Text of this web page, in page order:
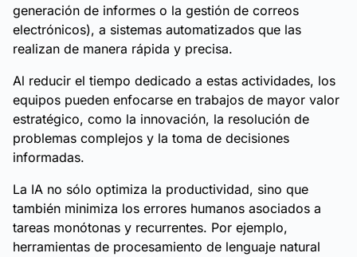
generación de informes o la gestión de correos
electrónicos), a sistemas automatizados que las
realizan de manera rápida y precisa.
Al reducir el tiempo dedicado a estas actividades, los
equipos pueden enfocarse en trabajos de mayor valor
estratégico, como la innovación, la resolución de
problemas complejos y la toma de decisiones
informadas.
La IA no sólo optimiza la productividad, sino que
también minimiza los errores humanos asociados a
tareas monótonas y recurrentes. Por ejemplo,
herramientas de procesamiento de lenguaje natural